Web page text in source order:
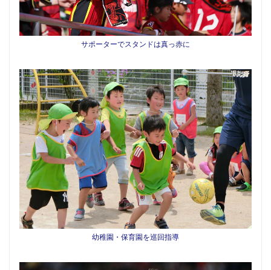
サポーターでスタンドは真っ赤に
幼稚園・保育園を巡回指導